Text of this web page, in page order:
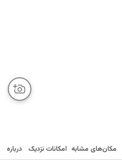
ارسال
مکان‌های مشابه امکانات نزدیک درباره